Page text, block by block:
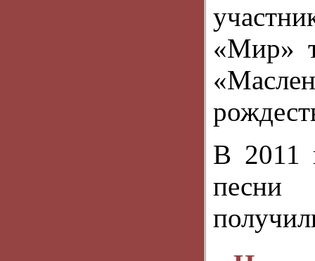
«Мир»
В 2011
песни